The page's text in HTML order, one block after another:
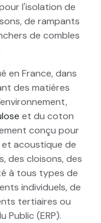
l'isolation de
de rampants
de combles
en France, dans
des matières
et du coton
conçu pour
acoustique de
des cloisons, des
à tous types de
individuels, de
tertiaires ou
Public (ERP).